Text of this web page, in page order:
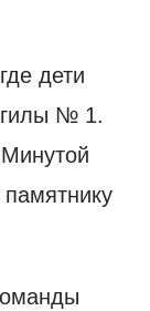
дети
№ 1.